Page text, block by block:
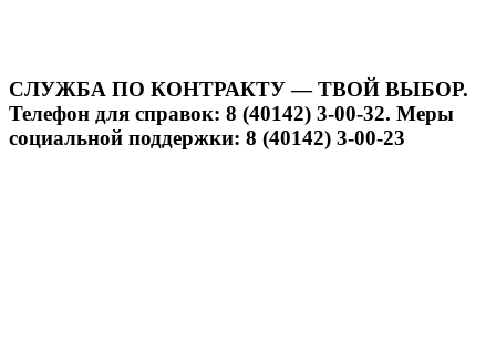
СЛУЖБА ПО КОНТРАКТУ — ТВОЙ ВЫБОР.
Телефон для справок: 8 (40142) 3-00-32. Меры
социальной поддержки: 8 (40142) 3-00-23